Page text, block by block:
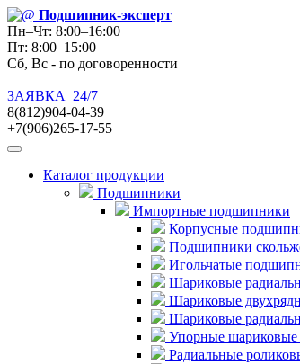
Подшипник-эксперт
Пн–Чт: 8:00–16:00
Пт: 8:00–15:00
Сб, Вс - по договоренности
ЗАЯВКА
24/7
8(812)904-04-39
+7(906)265-17-55
Каталог продукции
Подшипники
Импортные подшипники
Корпусные
Подшипники
Игольчатые
Шариковые
Шариковые
Шариковые
Упорные
Радиальные